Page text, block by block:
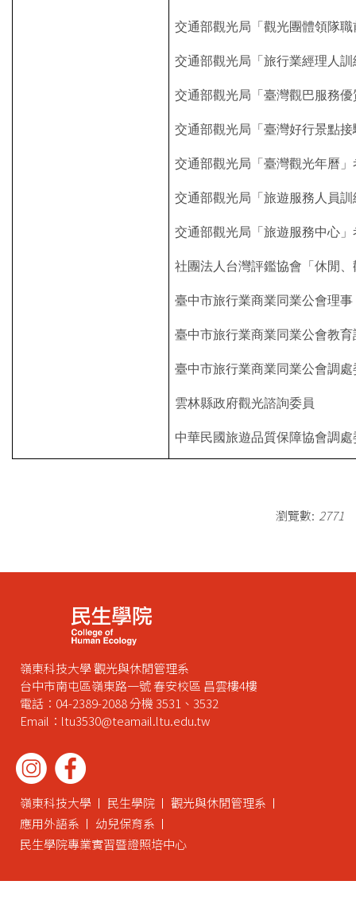
交通部觀光局「觀光團體領隊
交通部觀光局「旅行業經理人訓
交通部觀光局「臺灣觀巴服務
交通部觀光局「臺灣好行景點
交通部觀光局「臺灣觀光年曆」
交通部觀光局「旅遊服務人員
交通部觀光局「旅遊服務中心」
社團法人台灣評鑑協會「休閒
臺中市旅行業商業同業公會理事
臺中市旅行業商業同業公會教育
臺中市旅行業商業同業公會調處
雲林縣政府觀光諮詢委員
中華民國旅遊品質保障協會調處
瀏覽數: 2771
嶺東科技大學 觀光與休閒管理系
台中市南屯區嶺東路一號 春安校區 昌雲樓4樓
電話：04-2389-2088 分機 3531、3532
Email：ltu3530@teamail.ltu.edu.tw
嶺東科技大學 民生學院
觀光與休閒管理系
應用外語系
幼兒保育系
民生學院專業實習暨證照培中心